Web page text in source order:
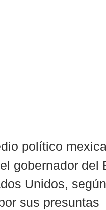
político
gobernador del
Unidos,
sus presuntas